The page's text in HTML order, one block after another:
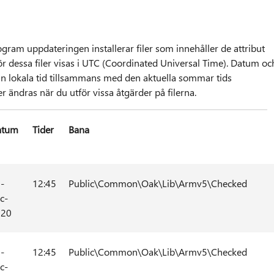
uppdateringen installerar filer som innehåller de attribut
filer visas i UTC (Coordinated Universal Time). Datum
lokala tid tillsammans med den aktuella sommar tids
ändras när du utför vissa åtgärder på filerna.
Tider Bana
12:45 Public\Common\Oak\Lib\Armv5\Checked
12:45 Public\Common\Oak\Lib\Armv5\Checked